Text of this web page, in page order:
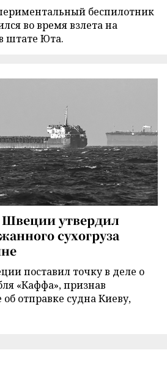
беспилотник
во время взлета на
штате Юта.
утвердил
сухогруза
поставил точку в деле о
«Каффа», признав
отправке судна Киеву,